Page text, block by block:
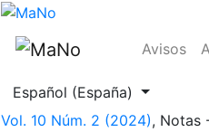
Comportamientos de
Avisos
Cambiar el idioma. El actual
Español (España)
Vol. 10 Núm. 2 (2024), Notas